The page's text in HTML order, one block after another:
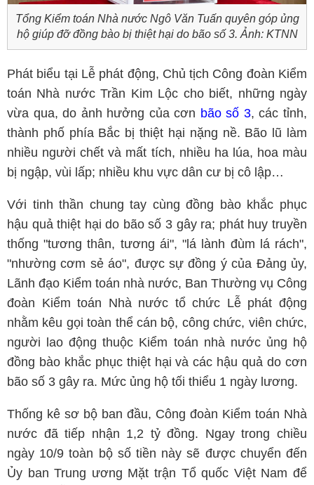
Tổng Kiểm toán Nhà nước Ngô Văn Tuấn quyên góp ủng
hộ giúp đỡ đồng bào bị thiệt hại do bão số 3. Ảnh: KTNN
Phát biểu tại Lễ phát động, Chủ tịch Công đoàn Kiểm
toán Nhà nước Trần Kim Lộc cho biết, những ngày
vừa qua, do ảnh hưởng của cơn bão số 3, các tỉnh,
thành phố phía Bắc bị thiệt hại nặng nề. Bão lũ làm
nhiều người chết và mất tích, nhiều ha lúa, hoa màu
bị ngập, vùi lấp; nhiều khu vực dân cư bị cô lập…
Với tinh thần chung tay cùng đồng bào khắc phục
hậu quả thiệt hại do bão số 3 gây ra; phát huy truyền
thống "tương thân, tương ái", "lá lành đùm lá rách",
"nhường cơm sẻ áo", được sự đồng ý của Đảng ủy,
Lãnh đạo Kiểm toán nhà nước, Ban Thường vụ Công
đoàn Kiểm toán Nhà nước tổ chức Lễ phát động
nhằm kêu gọi toàn thể cán bộ, công chức, viên chức,
người lao động thuộc Kiểm toán nhà nước ủng hộ
đồng bào khắc phục thiệt hại và các hậu quả do cơn
bão số 3 gây ra. Mức ủng hộ tối thiểu 1 ngày lương.
Thống kê sơ bộ ban đầu, Công đoàn Kiểm toán Nhà
nước đã tiếp nhận 1,2 tỷ đồng. Ngay trong chiều
ngày 10/9 toàn bộ số tiền này sẽ được chuyển đến
Ủy ban Trung ương Mặt trận Tổ quốc Việt Nam để